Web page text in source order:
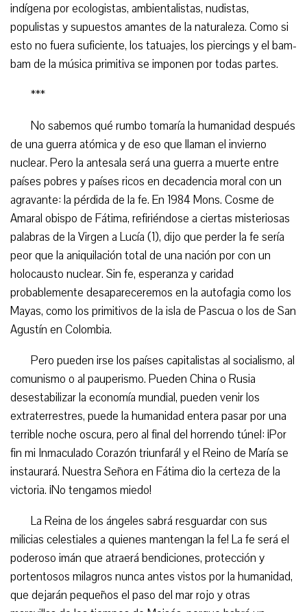
indígena por ecologistas, ambientalistas, nudistas,
populistas y supuestos amantes de la naturaleza. Como si
esto no fuera suficiente, los tatuajes, los piercings y el bam-
bam de la música primitiva se imponen por todas partes.
***
No sabemos qué rumbo tomaría la humanidad después
de una guerra atómica y de eso que llaman el invierno
nuclear. Pero la antesala será una guerra a muerte entre
países pobres y países ricos en decadencia moral con un
agravante: la pérdida de la fe. En 1984 Mons. Cosme de
Amaral obispo de Fátima, refiriéndose a ciertas misteriosas
palabras de la Virgen a Lucía (1), dijo que perder la fe sería
peor que la aniquilación total de una nación por con un
holocausto nuclear. Sin fe, esperanza y caridad
probablemente desapareceremos en la autofagia como los
Mayas, como los primitivos de la isla de Pascua o los de San
Agustín en Colombia.
Pero pueden irse los países capitalistas al socialismo, al
comunismo o al pauperismo. Pueden China o Rusia
desestabilizar la economía mundial, pueden venir los
extraterrestres, puede la humanidad entera pasar por una
terrible noche oscura, pero al final del horrendo túnel: ¡Por
fin mi Inmaculado Corazón triunfará! y el Reino de María se
instaurará. Nuestra Señora en Fátima dio la certeza de la
victoria. ¡No tengamos miedo!
La Reina de los ángeles sabrá resguardar con sus
milicias celestiales a quienes mantengan la fe! La fe será el
poderoso imán que atraerá bendiciones, protección y
portentosos milagros nunca antes vistos por la humanidad,
que dejarán pequeños el paso del mar rojo y otras